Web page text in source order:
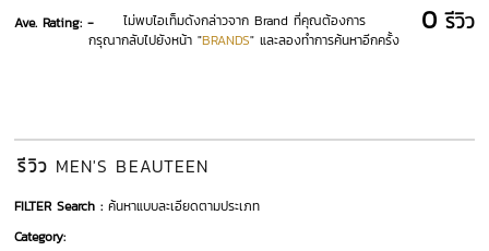
0รีวิว
Ave. Rating: -
ไม่พบไอเท็มดังกล่าวจาก Brand ที่คุณต้องการ
กรุณากลับไปยังหน้า "BRANDS" และลองทำการค้นหาอีกครั้ง
รีวิว MEN'S BEAUTEEN
FILTER Search : ค้นหาแบบละเอียดตามประเภท
Category: